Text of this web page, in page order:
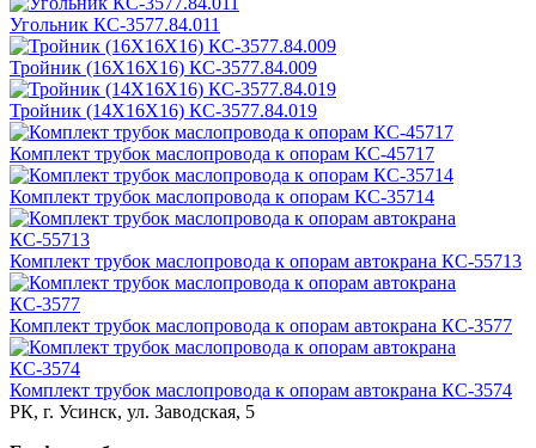
Угольник КС-3577.84.011
Тройник (16Х16Х16) КС-3577.84.009
Тройник (14Х16Х16) КС-3577.84.019
Комплект трубок маслопровода к опорам КС-45717
Комплект трубок маслопровода к опорам КС-35714
Комплект трубок маслопровода к опорам автокрана КС-55713
Комплект трубок маслопровода к опорам автокрана КС-3577
Комплект трубок маслопровода к опорам автокрана КС-3574
РК, г. Усинск, ул. Заводская, 5